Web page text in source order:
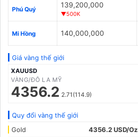
Phú Quý
139,200,000
▼500K
Mi Hồng 140,000,000
Giá vàng thế giới
XAUUSD
VÀNG/ĐÔ LA MỸ
4356.2 2.71(114.9)
Quy đổi vàng thế giới
Gold
4356.2 USD/Oz